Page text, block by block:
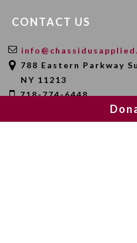
CONTACT US
788 Eastern Parkway
NY 11213
718-774-6448
SEARCH